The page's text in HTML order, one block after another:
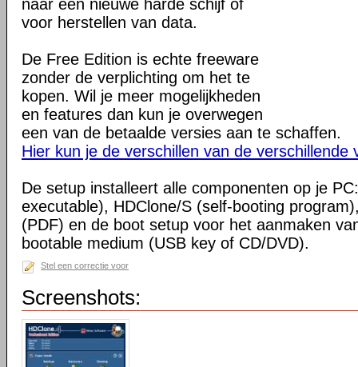
naar een nieuwe harde schijf of
voor herstellen van data.
De Free Edition is echte freeware
zonder de verplichting om het te
kopen. Wil je meer mogelijkheden
en features dan kun je overwegen
een van de betaalde versies aan te schaffen.
Hier kun je de verschillen van de verschillende
De setup installeert alle componenten op je
executable), HDClone/S (self-booting
(PDF) en de boot setup voor het aanmaken
bootable medium (USB key of CD/DVD).
Stel een correctie voor
Screenshots: